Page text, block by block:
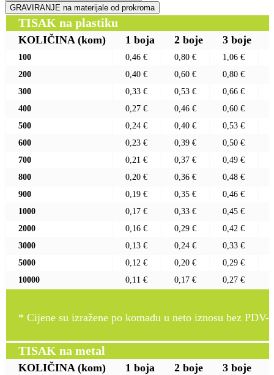
GRAVIRANJE na materijale od prokroma
TISAK na plastiku
KOLIČINA (kom) 1 boja 2 boje 3 boje
100 0,46 € 0,80 € 1,06 €
200
0,40 € 0,60 € 0,80 €
300
0,33 € 0,53 € 0,66 €
400
0,27 € 0,46 € 0,60 €
500
0,24 € 0,40 € 0,53 €
600
0,23 € 0,39 € 0,50 €
700
0,21 € 0,37 € 0,49 €
800
0,20 € 0,36 € 0,48 €
900
0,19 € 0,35 € 0,46 €
1000
0,17 € 0,33 € 0,45 €
2000
0,16 € 0,29 € 0,42 €
3000
0,13 € 0,24 € 0,33 €
5000
0,12 € 0,20 € 0,29 €
10000
0,11 € 0,17 € 0,27 €
* Cijene su izražene po komadu u neto iznosu bez PDV-
TISAK na metal
KOLIČINA (kom) 1 boja 2 boje 3 boje